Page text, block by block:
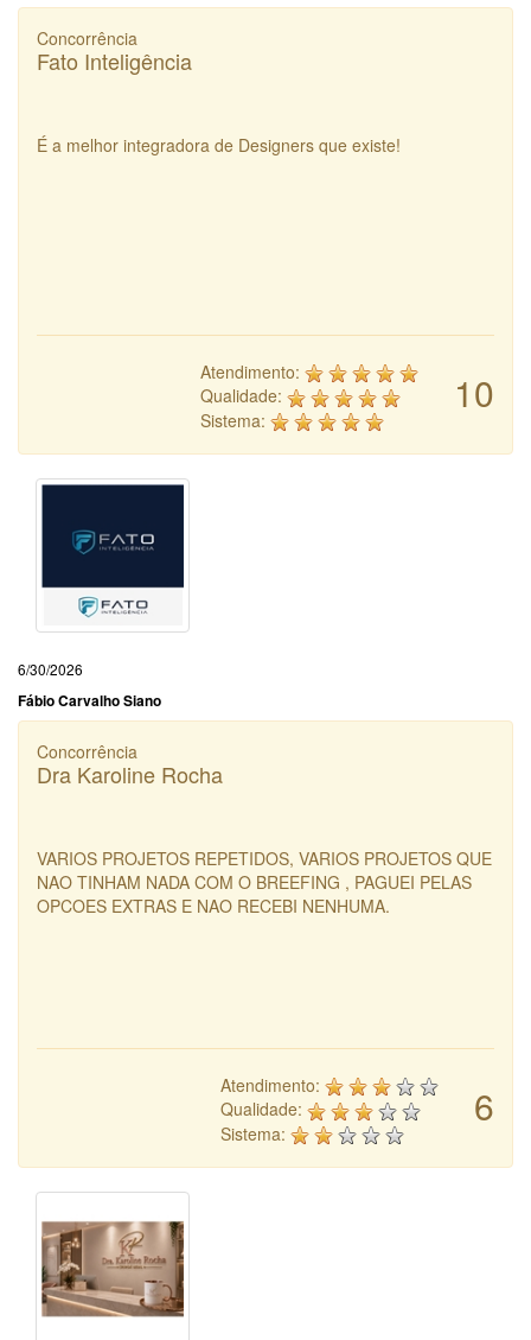
Concorrência
Fato Inteligência
É a melhor integradora de Designers que existe!
10
Atendimento:
Qualidade:
Sistema:
6/30/2026
Fábio Carvalho Siano
Concorrência
Dra Karoline Rocha
VARIOS PROJETOS REPETIDOS, VARIOS PROJETOS QUE
NAO TINHAM NADA COM O BREEFING , PAGUEI PELAS
OPCOES EXTRAS E NAO RECEBI NENHUMA.
6
Atendimento:
Qualidade:
Sistema: